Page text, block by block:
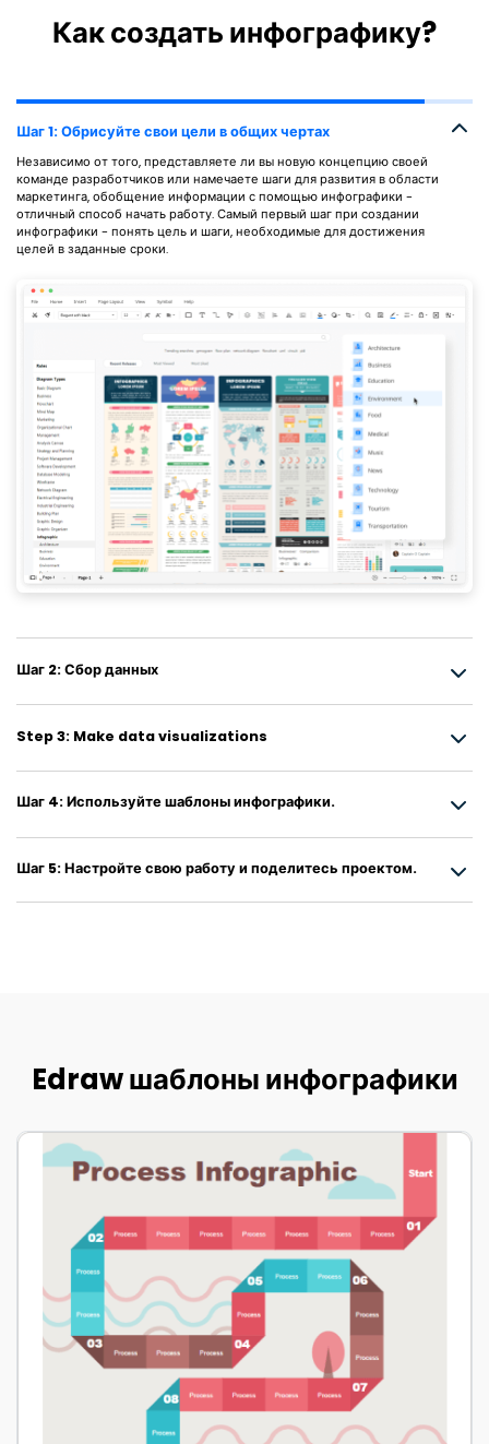
Как создать инфографику?
Шаг 1: Обрисуйте свои цели в общих чертах
Независимо от того, представляете ли вы новую концепцию своей
команде разработчиков или намечаете шаги для развития в области
маркетинга, обобщение информации с помощью инфографики -
отличный способ начать работу. Самый первый шаг при создании
инфографики - понять цель и шаги, необходимые для достижения
целей в заданные сроки.
Шаг 2: Сбор данных
Step 3: Make data visualizations
Шаг 4: Используйте шаблоны инфографики.
Шаг 5: Настройте свою работу и поделитесь проектом.
Edraw шаблоны инфографики